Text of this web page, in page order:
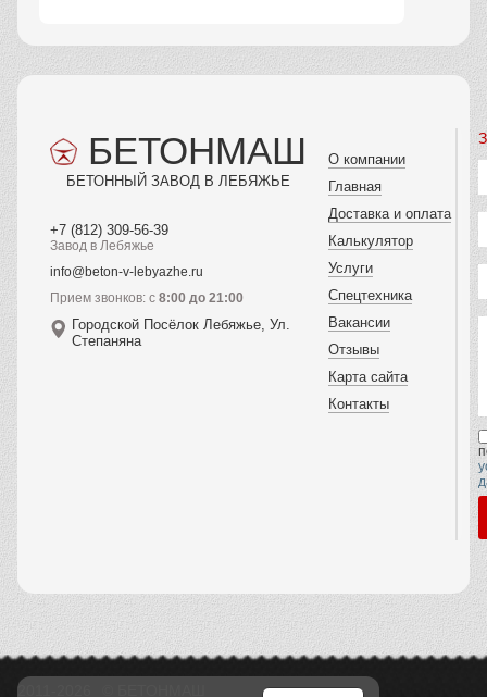
БЕТОНМАШ
БЕТОННЫЙ ЗАВОД В ЛЕБЯЖЬЕ
+7 (812) 309-56-39
Завод в Лебяжье
info@beton-v-lebyazhe.ru
Прием звонков: с 8:00 до 21:00
Городской Посёлок Лебяжье, Ул.
Степаняна
О компании
Главная
Доставка и оплата
Калькулятор
Услуги
Спецтехника
Вакансии
Отзывы
Карта сайта
Контакты
2011-2026